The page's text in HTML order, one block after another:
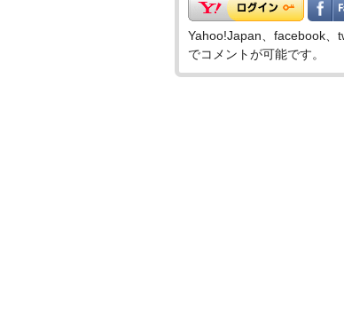
Yahoo!Japan、facebook、
でコメントが可能です。